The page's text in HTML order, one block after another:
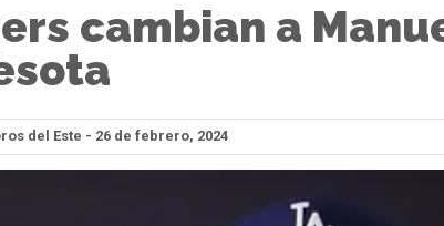
cambian a
del Este - 26 de febrero, 2024